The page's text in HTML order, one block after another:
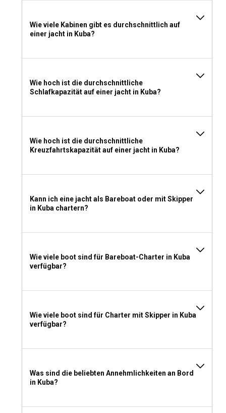
Das Chartern einer Yacht mit Crew kann ein luxuriöses
könnte die Entscheidung für einen Charter ohne Crew die
richtige Wahl sein.
Wenn Sie sich für einen Bareboat-Charter in Kuba
entscheiden, verlangt der Vermieter je nach Größe und Typ
Anforderungen können variieren, daher ist es wichtig, dies
Was sollte man für einen Yachtcharter in Kuba
bequeme Schuhe und einige warme Schichten für kühlere
Abende. Vergessen Sie nicht, bei Bedarf die notwendige
einzupacken, um Ihr unvergessliches Segelabenteuer noch
Wie viele Kabinen gibt es durchschnittlich auf
einer jacht in Kuba?
Wie hoch ist die durchschnittliche
Schlafkapazität auf einer jacht in Kuba?
Wie hoch ist die durchschnittliche
Kreuzfahrtskapazität auf einer jacht in Kuba?
Kann ich eine jacht als Bareboat oder mit Skipper
in Kuba chartern?
Wie viele boot sind für Bareboat-Charter in Kuba
verfügbar?
Wie viele boot sind für Charter mit Skipper in Kuba
verfügbar?
Was sind die beliebten Annehmlichkeiten an Bord
in Kuba?